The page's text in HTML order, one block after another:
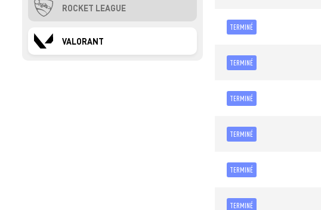
ROCKET LEAGUE
VALORANT
TERMINÉ
TERMINÉ
TERMINÉ
TERMINÉ
TERMINÉ
TERMINÉ